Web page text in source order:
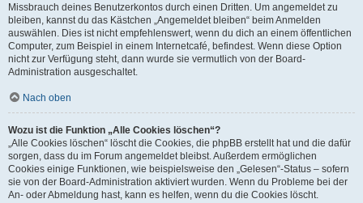
Missbrauch deines Benutzerkontos durch einen Dritten. Um angemeldet zu
bleiben, kannst du das Kästchen „Angemeldet bleiben“ beim Anmelden
auswählen. Dies ist nicht empfehlenswert, wenn du dich an einem öffentlichen
Computer, zum Beispiel in einem Internetcafé, befindest. Wenn diese Option
nicht zur Verfügung steht, dann wurde sie vermutlich von der Board-
Administration ausgeschaltet.
Nach oben
Wozu ist die Funktion „Alle Cookies löschen“?
„Alle Cookies löschen“ löscht die Cookies, die phpBB erstellt hat und die dafür
sorgen, dass du im Forum angemeldet bleibst. Außerdem ermöglichen
Cookies einige Funktionen, wie beispielsweise den „Gelesen“-Status – sofern
sie von der Board-Administration aktiviert wurden. Wenn du Probleme bei der
An- oder Abmeldung hast, kann es helfen, wenn du die Cookies löscht.